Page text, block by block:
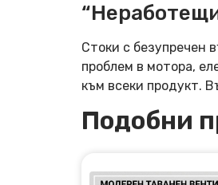
Стоки с безупречен
проблем в мотора,
към всеки продукт.
Подобни